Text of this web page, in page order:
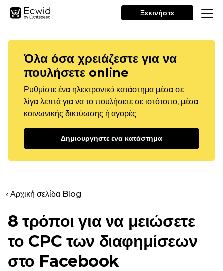
Ξεκινήστε
Όλα όσα χρειάζεστε για να
πουλήσετε online
Ρυθμίστε ένα ηλεκτρονικό κατάστημα μέσα σε
λίγα λεπτά για να το πουλήσετε σε ιστότοπο, μέσα
κοινωνικής δικτύωσης ή αγορές.
Δημιουργήστε ένα κατάστημα
‹ Αρχική σελίδα Blog
8 τρόποι για να μειώσετε
το CPC των διαφημίσεων
στο Facebook